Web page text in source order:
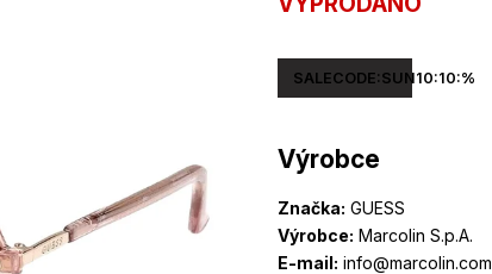
Výrobce
Značka: GUESS
Výrobce: Marcolin S.p.A.
E-mail: info@marcolin.com
SALECODE:SUN10:10:%